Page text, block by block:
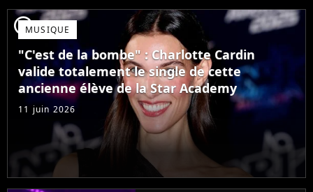
Anisha Jo, gagnante de
la Star Academy 2022, a
vu beaucoup de portes
se fermer. Sur
Instagram, elle...
player2MUSIQUE
"C'est de la bombe" : Charlotte Cardin
valide totalement le single de cette
ancienne élève de la Star Academy
11 juin 2026